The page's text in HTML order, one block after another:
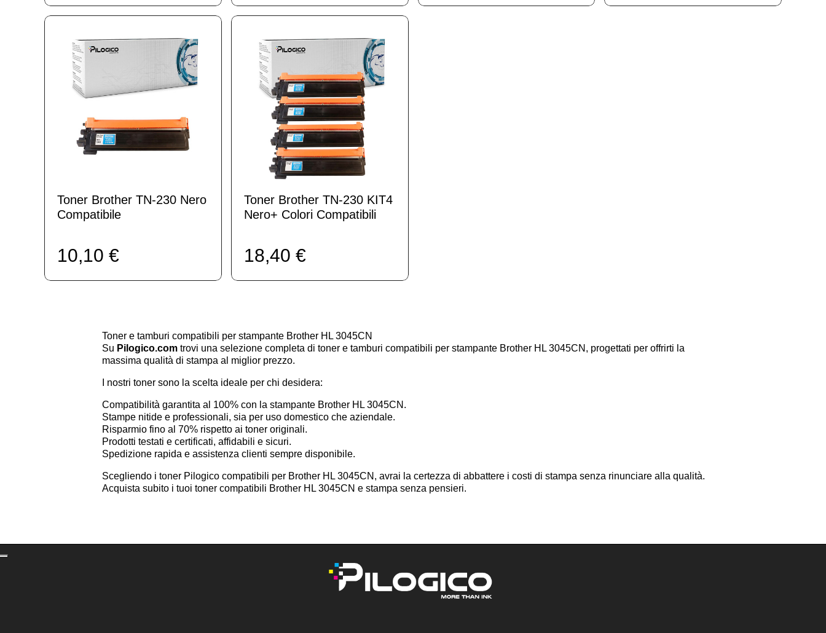
Toner Brother TN-230 Nero
Compatibile
10,10 €
Toner Brother TN-230 KIT4
Nero+ Colori Compatibili
18,40 €
Toner e tamburi compatibili per stampante Brother HL 3045CN
Su Pilogico.com trovi una selezione completa di toner e tamburi compatibili per stampante Brother HL 3045CN, progettati per offrirti la
massima qualità di stampa al miglior prezzo.
I nostri toner sono la scelta ideale per chi desidera:
Compatibilità garantita al 100% con la stampante Brother HL 3045CN.
Stampe nitide e professionali, sia per uso domestico che aziendale.
Risparmio fino al 70% rispetto ai toner originali.
Prodotti testati e certificati, affidabili e sicuri.
Spedizione rapida e assistenza clienti sempre disponibile.
Scegliendo i toner Pilogico compatibili per Brother HL 3045CN, avrai la certezza di abbattere i costi di stampa senza rinunciare alla qualità.
Acquista subito i tuoi toner compatibili Brother HL 3045CN e stampa senza pensieri.